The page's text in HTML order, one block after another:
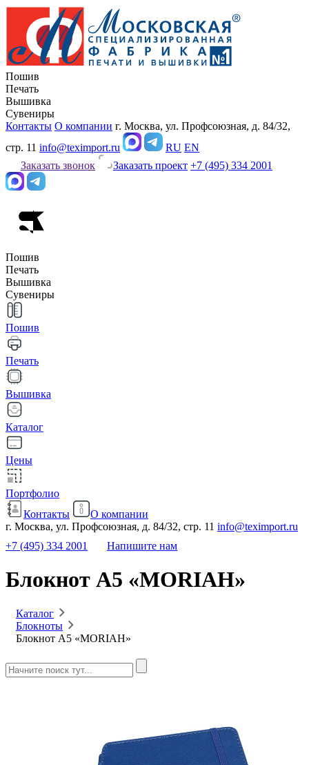
Пошив
Печать
Вышивка
Сувениры
Контакты О компании г. Москва, ул. Профсоюзная, д. 84/32,
стр. 11 info@teximport.ru RU EN
Заказать звонок
Заказать проект +7 (495) 334 2001
Пошив
Печать
Вышивка
Сувениры
Пошив
Печать
Вышивка
Каталог
Цены
Портфолио
Контакты
О компании
г. Москва, ул. Профсоюзная, д. 84/32, стр. 11 info@teximport.ru
+7 (495) 334 2001
Напишите нам
Блокнот A5 «MORIAH»
Каталог
Блокноты
Блокнот A5 «MORIAH»